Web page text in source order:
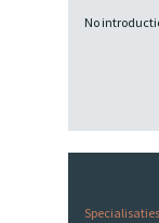
No
Specialisaties